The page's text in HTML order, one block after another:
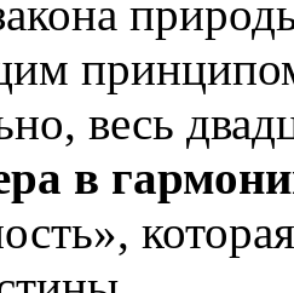
весь
в